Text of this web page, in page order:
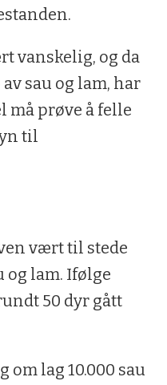
vanskelig, og da
sau og lam, har
må prøve å felle
til
vært til stede
og lam. Ifølge
50 dyr gått
om lag 10.000 sau